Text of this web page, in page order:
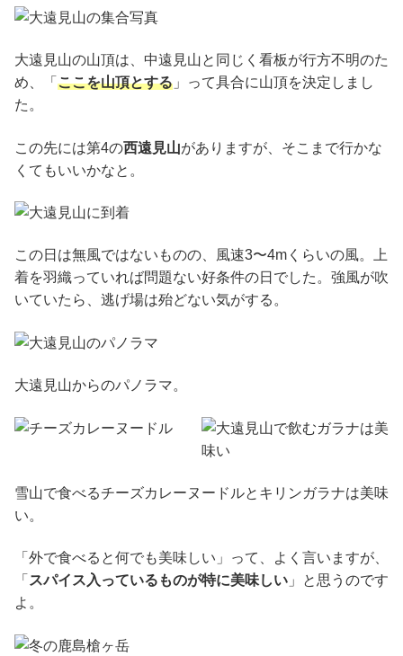
大遠見山の山頂は、中遠見山と同じく看板が行方不明のた
め、「 ここを山頂とする 」って具合に山頂を決定しまし
た。
この先には第4の西遠見山がありますが、そこまで行かな
くてもいいかなと。
この日は無風ではないものの、風速3〜4mくらいの風。上
着を羽織っていれば問題ない好条件の日でした。強風が吹
いていたら、逃げ場は殆どない気がする。
大遠見山からのパノラマ。
雪山で食べるチーズカレーヌードルとキリンガラナは美味
い。
「外で食べると何でも美味しい」って、よく言いますが、
「 スパイス入っているものが特に美味しい 」と思うのです
よ。